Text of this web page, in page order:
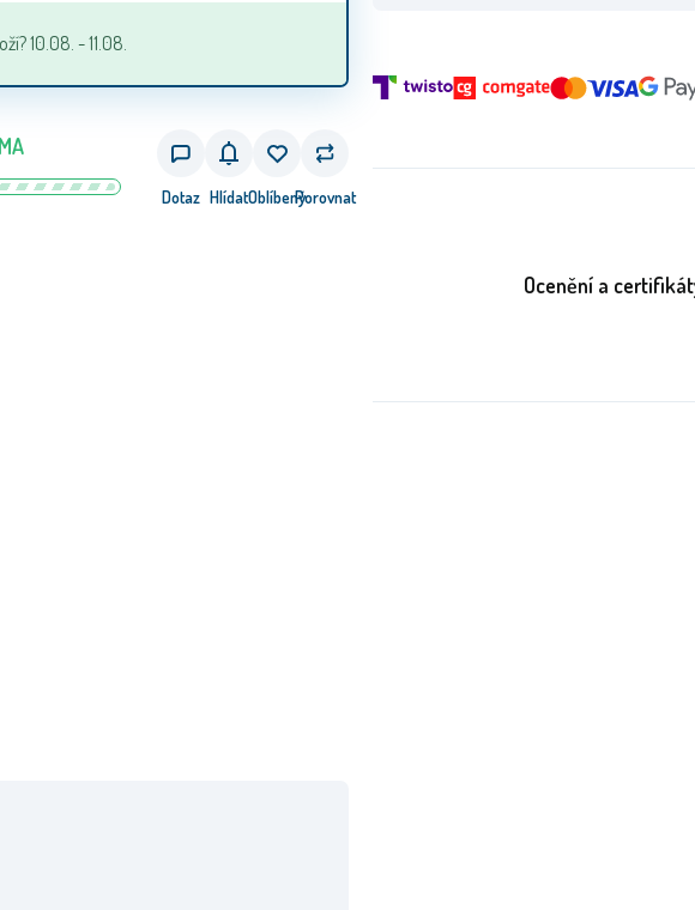
10.08. - 11.08.
Dotaz HlídatOblíbenýPorovnat
Ocenění a